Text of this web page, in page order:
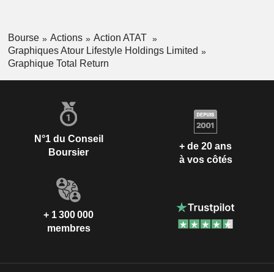
Bourse Actions
Action ATAT
Graphiques Atour Lifestyle Holdings Limited
Graphique Total Return
N°1 du Conseil
Boursier
+ de 20 ans
à vos côtés
+ 1 300 000
membres